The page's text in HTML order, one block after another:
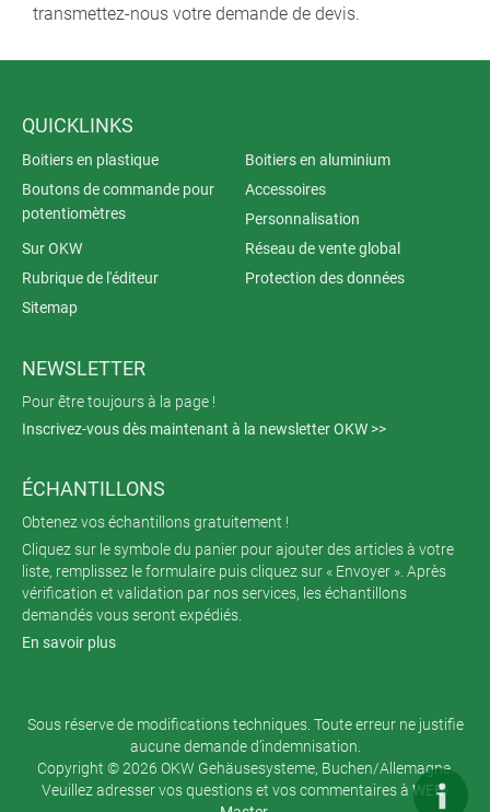
transmettez-nous votre demande de devis.
QUICKLINKS
Boitiers en plastique
Boitiers en aluminium
Boutons de commande pour
potentiomètres
Accessoires
Personnalisation
Sur OKW
Réseau de vente global
Rubrique de l'éditeur
Protection des données
Sitemap
NEWSLETTER
Pour être toujours à la page !
Inscrivez-vous dès maintenant à la newsletter OKW >>
ÉCHANTILLONS
Obtenez vos échantillons gratuitement !
Cliquez sur le symbole du panier pour ajouter des articles à votre
liste, remplissez le formulaire puis cliquez sur « Envoyer ». Après
vérification et validation par nos services, les échantillons
demandés vous seront expédiés.
En savoir plus
Sous réserve de modifications techniques. Toute erreur ne justifie
aucune demande d’indemnisation.
Copyright © 2026 OKW Gehäusesysteme, Buchen/Allemagne.
Veuillez adresser vos questions et vos commentaires à WEB-